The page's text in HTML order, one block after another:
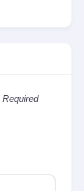
Required